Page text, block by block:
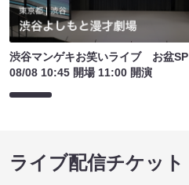
渋谷マンゲキお笑いライブ お盆SP
08/08 10:45 開場 11:00 開演
ライブ配信チケット